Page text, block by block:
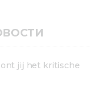
jij het kritische